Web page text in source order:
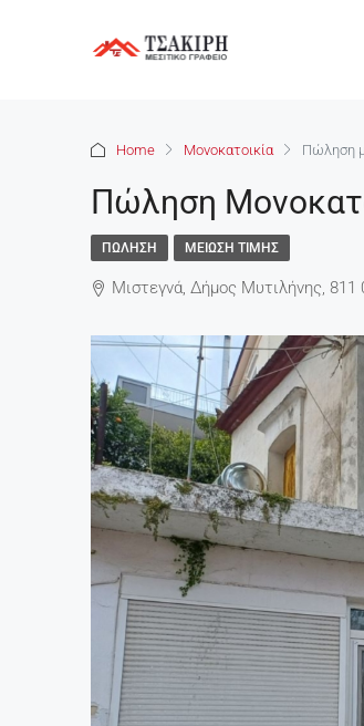
Home Μονοκατοικία Πώληση
Πώληση
ΠΏΛΗΣΗ ΜΕΊΩΣΗ ΤΙΜΉΣ
Μιστεγνά, Δήμος Μυτιλήνης, 811